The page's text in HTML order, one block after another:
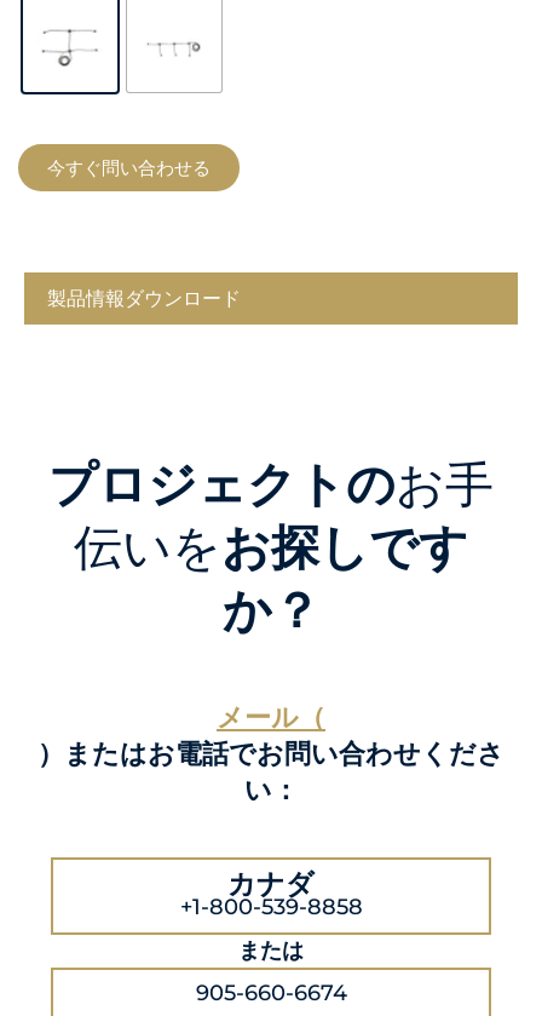
今すぐ問い合わせる
製品情報ダウンロード
プロジェクトのお手
伝いをお探しです
か？
メール（
）またはお電話でお問い合わせくださ
い：
カナダ
+1-800-539-8858
または
905-660-6674